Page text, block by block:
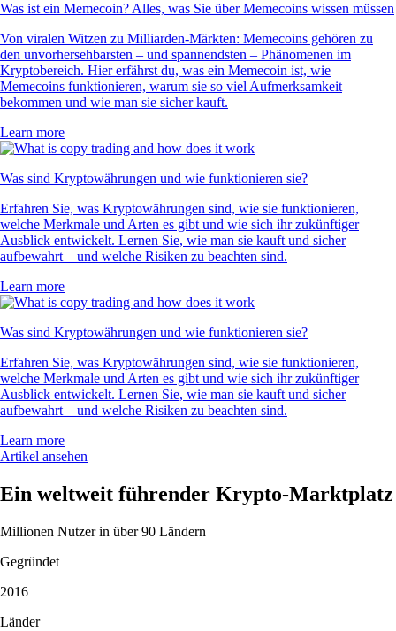
Was ist ein Memecoin? Alles, was Sie über Memecoins wissen müssen
Von viralen Witzen zu Milliarden-Märkten: Memecoins gehören zu
den unvorhersehbarsten – und spannendsten – Phänomenen im
Kryptobereich. Hier erfährst du, was ein Memecoin ist, wie
Memecoins funktionieren, warum sie so viel Aufmerksamkeit
bekommen und wie man sie sicher kauft.
Learn more
Was sind Kryptowährungen und wie funktionieren sie?
Erfahren Sie, was Kryptowährungen sind, wie sie funktionieren,
welche Merkmale und Arten es gibt und wie sich ihr zukünftiger
Ausblick entwickelt. Lernen Sie, wie man sie kauft und sicher
aufbewahrt – und welche Risiken zu beachten sind.
Learn more
Was sind Kryptowährungen und wie funktionieren sie?
Erfahren Sie, was Kryptowährungen sind, wie sie funktionieren,
welche Merkmale und Arten es gibt und wie sich ihr zukünftiger
Ausblick entwickelt. Lernen Sie, wie man sie kauft und sicher
aufbewahrt – und welche Risiken zu beachten sind.
Learn more
Artikel ansehen
Ein weltweit führender Krypto-Marktplatz
Millionen Nutzer in über 90 Ländern
Gegründet
2016
Länder